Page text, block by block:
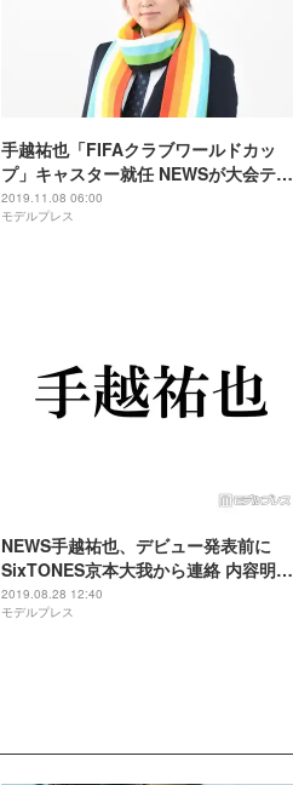
手越祐也「FIFAクラブワールドカッ
プ」キャスター就任 NEWSが大会テー
マソング担当
2019.11.08 06:00
モデルプレス
NEWS手越祐也、デビュー発表前に
SixTONES京本大我から連絡 内容明か
す
2019.08.28 12:40
モデルプレス